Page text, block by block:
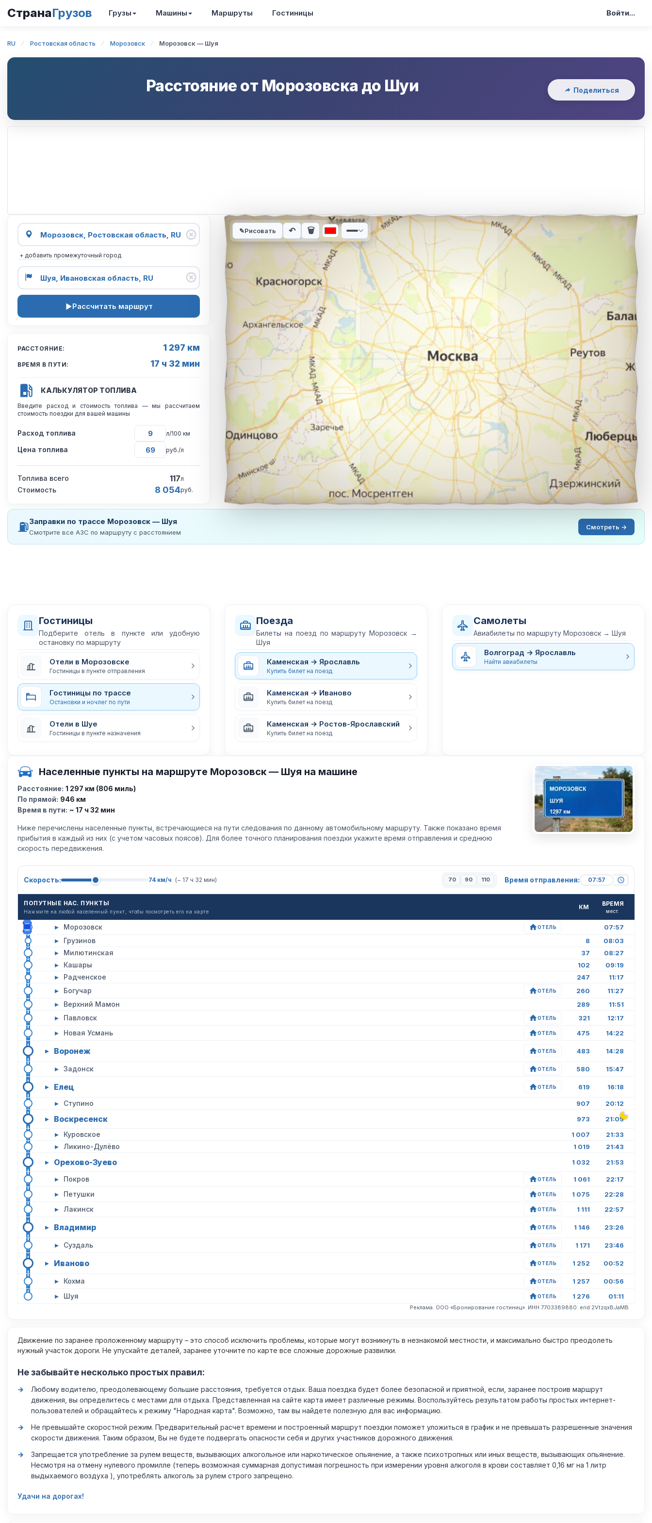
СтранаГрузов Грузы Машины Маршруты Гостиницы Войти...
RU Ростовская область Морозовск Морозовск — Шуя
Расстояние от Морозовска до Шуи Поделиться
+ добавить промежуточный город
Рассчитать маршрут
РАССТОЯНИЕ: 1 297 км
ВРЕМЯ В ПУТИ: 17 ч 32 мин
КАЛЬКУЛЯТОР ТОПЛИВА
Введите расход и стоимость топлива — мы рассчитаем
стоимость поездки для вашей машины
Расход топлива л/100 км
Цена топлива руб./л
Топлива всего 117л
Стоимость 8 054руб.
Интерактивная карта автомобильного маршрута из города Морозовск в город Шуя.
✎Рисовать ↶ 🗑
⛽Заправки по трассе Морозовск — Шуя
Смотрите все АЗС по маршруту с расстоянием
Смотреть →
Гостиницы
Подберите отель в пункте или удобную
остановку по маршруту
Отели в Морозовске
Гостиницы в пункте отправления
Гостиницы по трассе
Остановки и ночлег по пути
Отели в Шуе
Гостиницы в пункте назначения
Поезда
Билеты на поезд по маршруту Морозовск →
Шуя
Каменская → Ярославль
Купить билет на поезд
Каменская → Иваново
Купить билет на поезд
Каменская → Ростов-Ярославский
Купить билет на поезд
Самолеты
Авиабилеты по маршруту Морозовск → Шуя
Волгоград → Ярославль
Найти авиабилеты
Населенные пункты на маршруте Морозовск — Шуя на машине
Расстояние: 1 297 км (806 миль)
По прямой: 946 км
Время в пути: ~ 17 ч 32 мин
Ниже перечислены населенные пункты, встречающиеся на пути следования по данному автомобильному маршруту. Также показано время
прибытия в каждый из них (с учетом часовых поясов). Для более точного планирования поездки укажите время отправления и среднюю
скорость передвижения.
Скорость: 74 км/ч (~ 17 ч 32 мин) 70 90 110 Время отправления:
ПОПУТНЫЕ НАС. ПУНКТЫ
Нажмите на любой населенный пункт, чтобы посмотреть его на карте
КМ ВРЕМЯ
мест.
▸ Морозовск ОТЕЛЬ 07:57
▸ Грузинов 8 08:03
▸ Милютинская 37 08:27
▸ Кашары 102 09:19
▸ Радченское 247 11:17
▸ Богучар ОТЕЛЬ 260 11:27
▸ Верхний Мамон 289 11:51
▸ Павловск ОТЕЛЬ 321 12:17
▸ Новая Усмань ОТЕЛЬ 475 14:22
▸ Воронеж ОТЕЛЬ 483 14:28
▸ Задонск ОТЕЛЬ 580 15:47
▸ Елец ОТЕЛЬ 619 16:18
▸ Ступино 907 20:12
▸ Воскресенск 973 21:05
▸ Куровское 1 007 21:33
▸ Ликино-Дулёво 1 019 21:43
▸ Орехово-Зуево 1 032 21:53
▸ Покров ОТЕЛЬ 1 061 22:17
▸ Петушки ОТЕЛЬ 1 075 22:28
▸ Лакинск ОТЕЛЬ 1 111 22:57
▸ Владимир ОТЕЛЬ 1 146 23:26
▸ Суздаль ОТЕЛЬ 1 171 23:46
▸ Иваново ОТЕЛЬ 1 252 00:52
▸ Кохма ОТЕЛЬ 1 257 00:56
▸ Шуя ОТЕЛЬ 1 276 01:11
Реклама. ООО «Бронирование гостиниц». ИНН 7703389880. erid 2VtzqxBJaMB
Движение по заранее проложенному маршруту – это способ исключить проблемы, которые могут возникнуть в незнакомой местности, и максимально быстро преодолеть
нужный участок дороги. Не упускайте деталей, заранее уточните по карте все сложные дорожные развилки.
Не забывайте несколько простых правил:
Любому водителю, преодолевающему большие расстояния, требуется отдых. Ваша поездка будет более безопасной и приятной, если, заранее построив маршрут
движения, вы определитесь с местами для отдыха. Представленная на сайте карта имеет различные режимы. Воспользуйтесь результатом работы простых интернет-
пользователей и обращайтесь к режиму "Народная карта". Возможно, там вы найдете полезную для вас информацию.
Не превышайте скоростной режим. Предварительный расчет времени и построенный маршрут поездки поможет уложиться в график и не превышать разрешенные значения
скорости движения. Таким образом, Вы не будете подвергать опасности себя и других участников дорожного движения.
Запрещается употребление за рулем веществ, вызывающих алкогольное или наркотическое опьянение, а также психотропных или иных веществ, вызывающих опьянение.
Несмотря на отмену нулевого промилле (теперь возможная суммарная допустимая погрешность при измерении уровня алкоголя в крови составляет 0,16 мг на 1 литр
выдыхаемого воздуха ), употреблять алкоголь за рулем строго запрещено.
Удачи на дорогах!